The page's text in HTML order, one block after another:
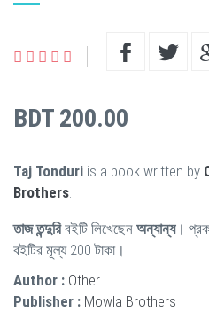
BDT 200.00
Taj Tonduri is a book written by
Brothers.
তাজ তন্দুরিবইটি লিখেছেন অন্যান্য।
বইটির মূল্য 200 টাকা।
Author : Other
Publisher : Mowla Brothers